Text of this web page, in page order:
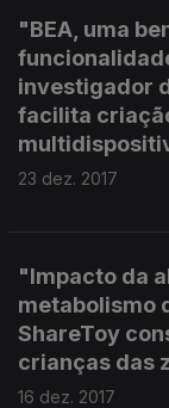
"BEA, uma
investigador
facilita
23 dez. 2017
"Impacto da
metabolismo
ShareToy
crianças das
16 dez. 2017